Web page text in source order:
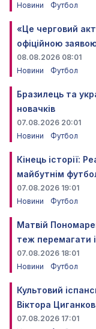
Новини
Футбол
«Це черговий
офіційною
08.08.2026 08:01
Новини
Футбол
Бразилець та
новачків
07.08.2026 20:01
Новини
Футбол
Кінець історії:
майбутнім
07.08.2026 19:01
Новини
Футбол
Матвій
теж перемагати
07.08.2026 18:01
Новини
Футбол
Культовий
Віктора
07.08.2026 17:01